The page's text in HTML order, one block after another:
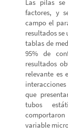
Las pilas
factores, y
campo el
resultados
tablas de
95% de
resultados
relevante es
que
tubos
variable